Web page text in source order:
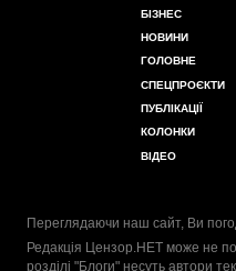
БІЗНЕС
НОВИНИ
ГОЛОВНЕ
СПЕЦПРОЄКТИ
ПУБЛІКАЦІЇ
КОЛОНКИ
ВІДЕО
Переглядаючи наш сайт, Ви
Редакція Цензор.НЕТ може не
розділі "Блоги" несуть автори